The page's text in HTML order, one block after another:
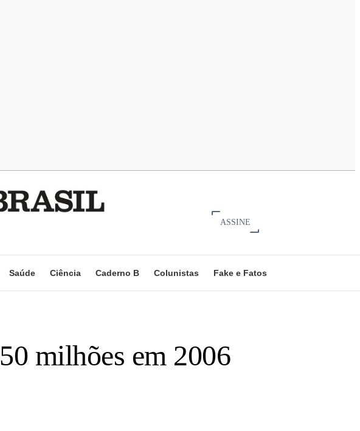
ASSINE
Saúde Ciência Caderno B Colunistas Fake e Fatos
milhões em 2006